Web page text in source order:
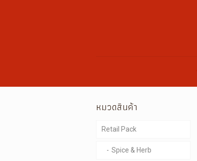
หมวดสินค้า
Retail Pack
Spice & Herb